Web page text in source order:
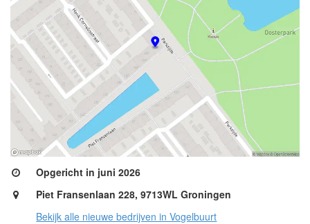
Opgericht in juni 2026
Piet Fransenlaan 228, 9713WL Groningen
Bekijk alle nieuwe bedrijven in Vogelbuurt